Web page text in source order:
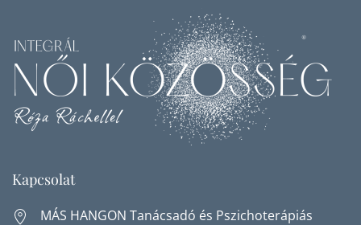
Kapcsolat
MÁS HANGON Tanácsadó és Pszichoterápiás